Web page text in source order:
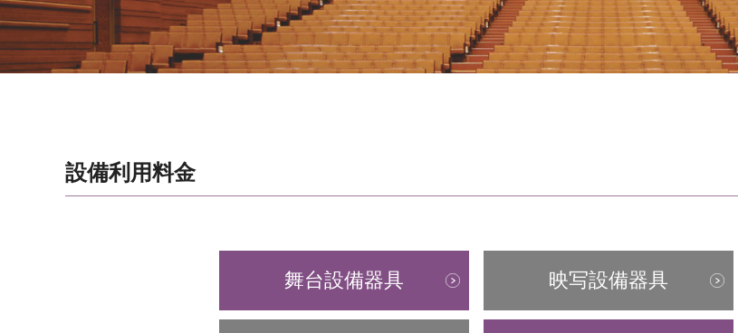
設備利用料金
舞台設備器具 映写設備器具